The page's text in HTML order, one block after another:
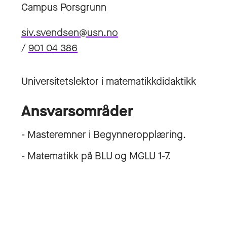
Campus Porsgrunn
siv.svendsen@usn.no
/901 04 386
Universitetslektor i matematikkdidaktikk
Ansvarsområder
- Masteremner i Begynneropplæring.
- Matematikk på BLU og MGLU 1-7.